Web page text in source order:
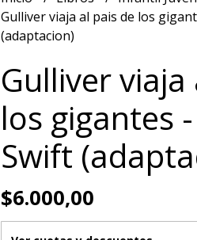
Gulliver viaja al pais de los
(adaptacion)
Gulliver viaja
los gigantes
Swift
$6.000,00